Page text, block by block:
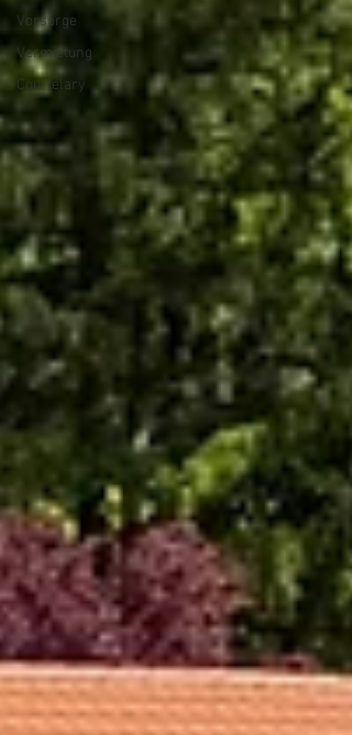
Vorsorge
Vermietung
Courtelary